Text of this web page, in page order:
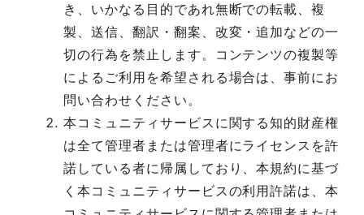
き、いかなる目的であれ無断での転載、複
製、送信、翻訳・翻案、改変・追加などの一
切の行為を禁止します。コンテンツの複製等
によるご利用を希望される場合は、事前にお
問い合わせください。
本コミュニティサービスに関する知的財産権
は全て管理者または管理者にライセンスを許
諾している者に帰属しており、本規約に基づ
く本コミュニティサービスの利用許諾は、本